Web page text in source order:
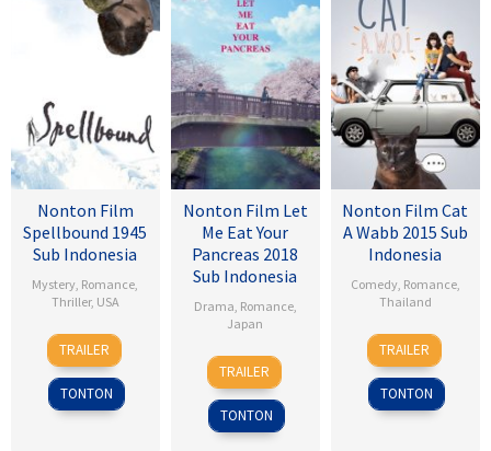
Nonton Film
Spellbound 1945
Sub Indonesia
Mystery, Romance,
Thriller, USA
8
Nov
1945
Alfred
Hitchcock
TRAILER
TONTON
Nonton Film Let
Me Eat Your
Pancreas 2018
Sub Indonesia
Drama, Romance,
Japan
28
Jul
2017
Sho
Tsukikawa
TRAILER
TONTON
Nonton Film Cat
A Wabb 2015 Sub
Indonesia
Comedy, Romance,
Thailand
4
Mar
2015
Nareubadee
Wetchakam
TRAILER
TONTON